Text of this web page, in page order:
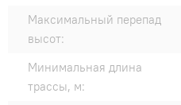
Максимальный перепад
высот:
Минимальная длина
трассы, м: